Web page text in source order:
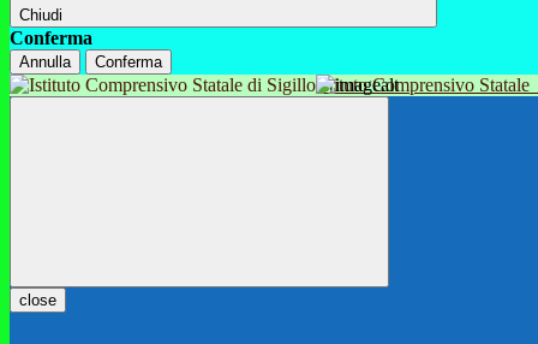
Chiudi
Conferma
Annulla Conferma
Istituto Comprensivo Statale
close